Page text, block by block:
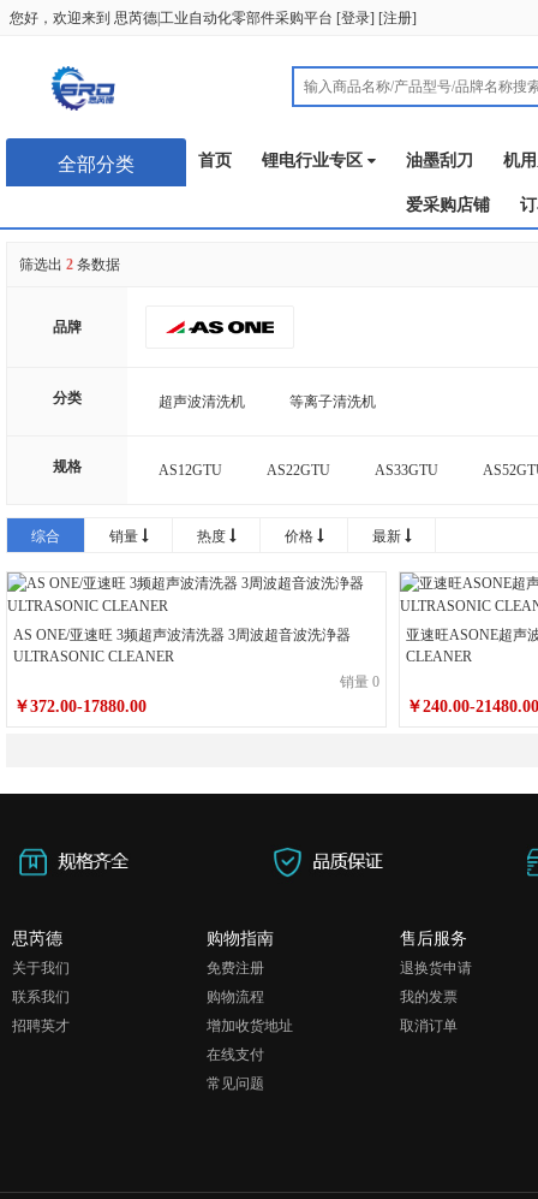
您好，欢迎来到 思芮德|工业自动化零部件采购平台 [登录] [注册]
全部分类 首页 锂电行业专区 油墨刮刀 机
爱采购店铺
筛选出 2 条数据
品牌
分类 超声波清洗机 等离子清洗机
规格 AS12GTU AS22GTU AS33GTU
综合 销量 热度 价格 最新
AS ONE/亚速旺 3频超声波清洗器 3周波超音波洗浄器
ULTRASONIC CLEANER
销量 0
￥372.00-17880.00
亚速旺ASONE超声
CLEANER
￥240.00-21480.00
思芮德
关于我们
联系我们
招聘英才
购物指南
免费注册
购物流程
增加收货地址
在线支付
常见问题
售后服务
退换货申请
我的发票
取消订单